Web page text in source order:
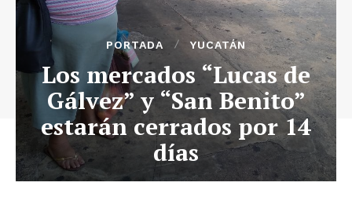
PORTADA YUCATÁN
Los mercados “Lucas de
Gálvez” y “San Benito”
estarán cerrados por 14
días